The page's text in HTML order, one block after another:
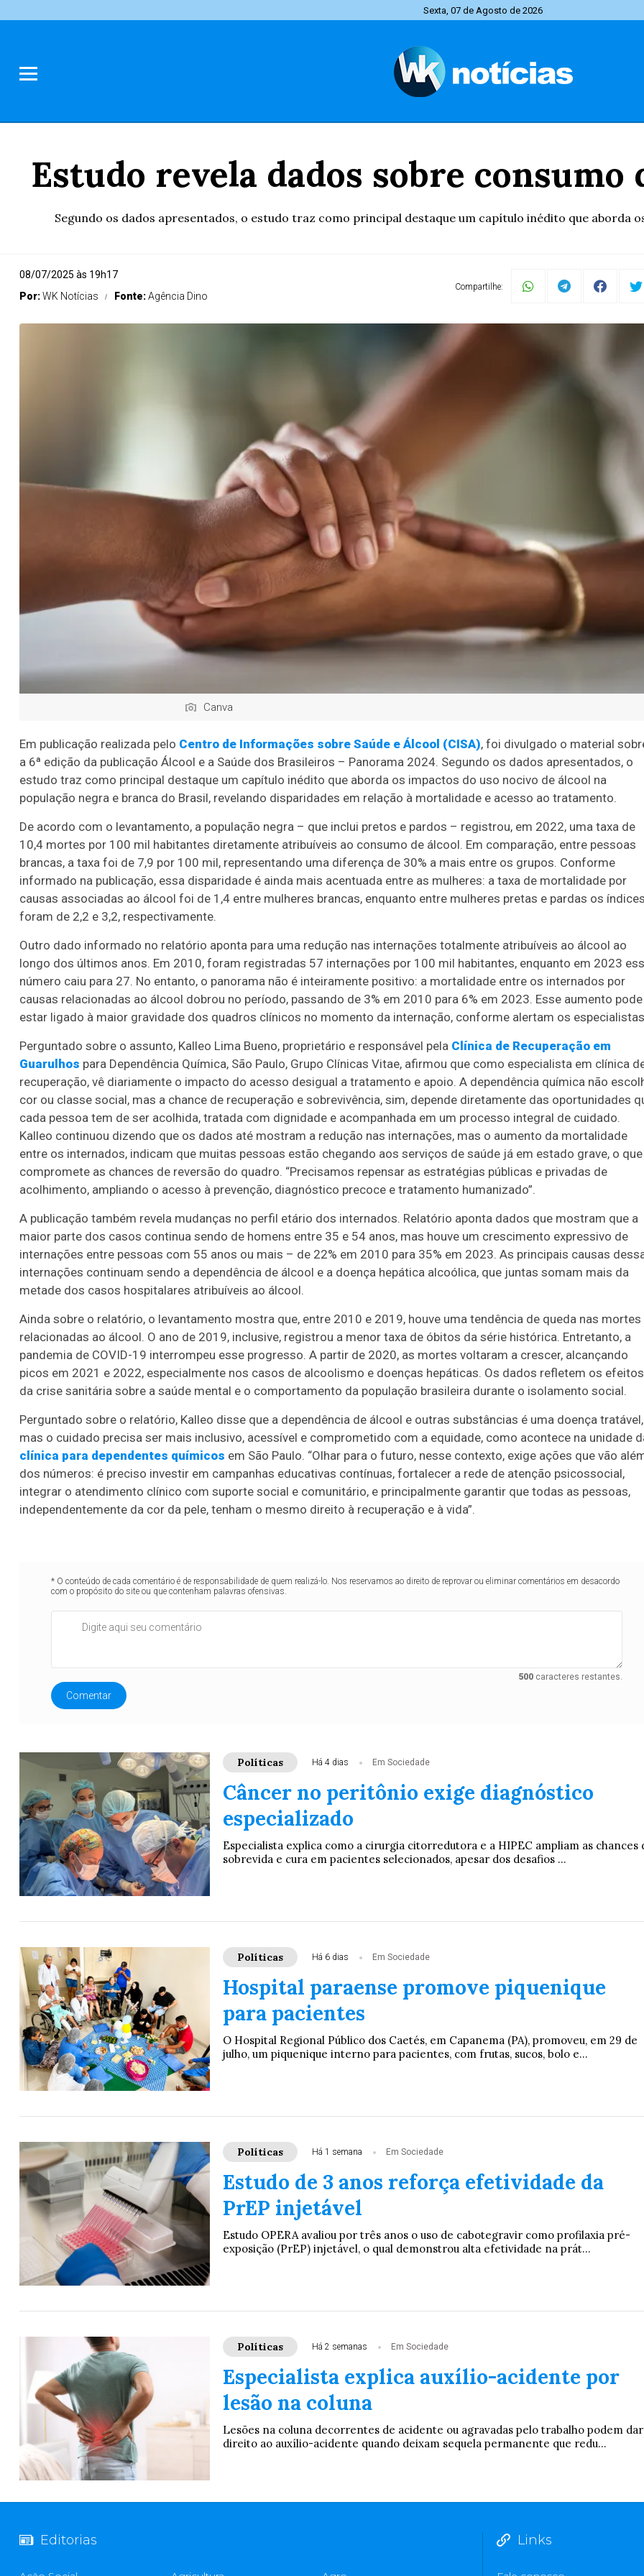
Sexta, 07 de Agosto de 2026
Estudo revela dados sobre consumo
Segundo os dados apresentados, o estudo traz como principal destaque um capítulo inédito que aborda
08/07/2025 às 19h17
Por:WK Notícias Fonte:Agência Dino
Compartilhe:
Canva
Em publicação realizada pelo Centro de Informações sobre Saúde e Álcool (CISA), foi divulgado o material
a 6ª edição da publicação Álcool e a Saúde dos Brasileiros – Panorama 2024. Segundo os dados apresentados, o
estudo traz como principal destaque um capítulo inédito que aborda os impactos do uso nocivo de álcool na
população negra e branca do Brasil, revelando disparidades em relação à mortalidade e acesso ao tratamento.
De acordo com o levantamento, a população negra – que inclui pretos e pardos – registrou, em 2022, uma taxa de
10,4 mortes por 100 mil habitantes diretamente atribuíveis ao consumo de álcool. Em comparação, entre pessoas
brancas, a taxa foi de 7,9 por 100 mil, representando uma diferença de 30% a mais entre os grupos. Conforme
informado na publicação, essa disparidade é ainda mais acentuada entre as mulheres: a taxa de mortalidade por
causas associadas ao álcool foi de 1,4 entre mulheres brancas, enquanto entre mulheres pretas e pardas os
foram de 2,2 e 3,2, respectivamente.
Outro dado informado no relatório aponta para uma redução nas internações totalmente atribuíveis ao álcool ao
longo dos últimos anos. Em 2010, foram registradas 57 internações por 100 mil habitantes, enquanto em 2023
número caiu para 27. No entanto, o panorama não é inteiramente positivo: a mortalidade entre os internados por
causas relacionadas ao álcool dobrou no período, passando de 3% em 2010 para 6% em 2023. Esse aumento pode
estar ligado à maior gravidade dos quadros clínicos no momento da internação, conforme alertam os
Perguntado sobre o assunto, Kalleo Lima Bueno, proprietário e responsável pela Clínica de Recuperação em
Guarulhos para Dependência Química, São Paulo, Grupo Clínicas Vitae, afirmou que como especialista em clínica
recuperação, vê diariamente o impacto do acesso desigual a tratamento e apoio. A dependência química não
cor ou classe social, mas a chance de recuperação e sobrevivência, sim, depende diretamente das oportunidades
cada pessoa tem de ser acolhida, tratada com dignidade e acompanhada em um processo integral de cuidado.
Kalleo continuou dizendo que os dados até mostram a redução nas internações, mas o aumento da mortalidade
entre os internados, indicam que muitas pessoas estão chegando aos serviços de saúde já em estado grave, o que
compromete as chances de reversão do quadro. “Precisamos repensar as estratégias públicas e privadas de
acolhimento, ampliando o acesso à prevenção, diagnóstico precoce e tratamento humanizado”.
A publicação também revela mudanças no perfil etário dos internados. Relatório aponta dados que mostram que a
maior parte dos casos continua sendo de homens entre 35 e 54 anos, mas houve um crescimento expressivo de
internações entre pessoas com 55 anos ou mais – de 22% em 2010 para 35% em 2023. As principais causas
internações continuam sendo a dependência de álcool e a doença hepática alcoólica, que juntas somam mais da
metade dos casos hospitalares atribuíveis ao álcool.
Ainda sobre o relatório, o levantamento mostra que, entre 2010 e 2019, houve uma tendência de queda nas mortes
relacionadas ao álcool. O ano de 2019, inclusive, registrou a menor taxa de óbitos da série histórica. Entretanto, a
pandemia de COVID-19 interrompeu esse progresso. A partir de 2020, as mortes voltaram a crescer, alcançando
picos em 2021 e 2022, especialmente nos casos de alcoolismo e doenças hepáticas. Os dados refletem os efeitos
da crise sanitária sobre a saúde mental e o comportamento da população brasileira durante o isolamento social.
Perguntado sobre o relatório, Kalleo disse que a dependência de álcool e outras substâncias é uma doença tratável,
mas o cuidado precisa ser mais inclusivo, acessível e comprometido com a equidade, como acontece na unidade
clínica para dependentes químicos em São Paulo. “Olhar para o futuro, nesse contexto, exige ações que vão
dos números: é preciso investir em campanhas educativas contínuas, fortalecer a rede de atenção psicossocial,
integrar o atendimento clínico com suporte social e comunitário, e principalmente garantir que todas as pessoas,
independentemente da cor da pele, tenham o mesmo direito à recuperação e à vida”.
* O conteúdo de cada comentário é de responsabilidade de quem realizá-lo. Nos reservamos ao direito de reprovar ou eliminar comentários em desacordo
com o propósito do site ou que contenham palavras ofensivas.
500caracteres restantes.
Comentar
Políticas Há 4 dias Em Sociedade
Câncer no peritônio exige diagnóstico
especializado
Especialista explica como a cirurgia citorredutora e a HIPEC ampliam as chances
sobrevida e cura em pacientes selecionados, apesar dos desafios ...
Políticas Há 6 dias Em Sociedade
Hospital paraense promove piquenique
para pacientes
O Hospital Regional Público dos Caetés, em Capanema (PA), promoveu, em 29 de
julho, um piquenique interno para pacientes, com frutas, sucos, bolo e...
Políticas Há 1 semana Em Sociedade
Estudo de 3 anos reforça efetividade da
PrEP injetável
Estudo OPERA avaliou por três anos o uso de cabotegravir como profilaxia pré-
exposição (PrEP) injetável, o qual demonstrou alta efetividade na prát...
Políticas Há 2 semanas Em Sociedade
Especialista explica auxílio-acidente por
lesão na coluna
Lesões na coluna decorrentes de acidente ou agravadas pelo trabalho podem dar
direito ao auxílio-acidente quando deixam sequela permanente que redu...
Editorias Links